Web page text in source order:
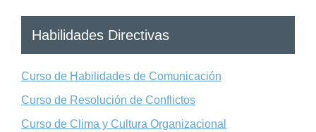
Habilidades Directivas
Curso de Habilidades de Comunicación
Curso de Resolución de Conflictos
Curso de Clima y Cultura Organizacional